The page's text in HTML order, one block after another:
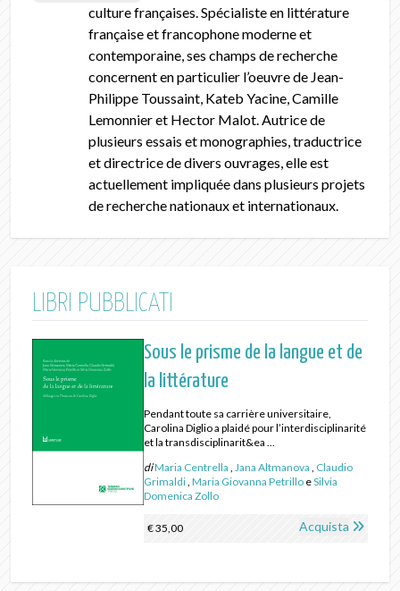
culture françaises. Spécialiste en littérature
française et francophone moderne et
contemporaine, ses champs de recherche
concernent en particulier l’oeuvre de Jean-
Philippe Toussaint, Kateb Yacine, Camille
Lemonnier et Hector Malot. Autrice de
plusieurs essais et monographies, traductrice
et directrice de divers ouvrages, elle est
actuellement impliquée dans plusieurs projets
de recherche nationaux et internationaux.
LIBRI PUBBLICATI
Sous le prisme de la langue et de
la littérature
Pendant toute sa carrière universitaire,
Carolina Diglio a plaidé pour l’interdisciplinarité
et la transdisciplinarit&ea ...
diMaria Centrella ,Jana Altmanova , Claudio
Grimaldi,Maria Giovanna Petrillo eSilvia
Domenica Zollo
€ 35,00 Acquista